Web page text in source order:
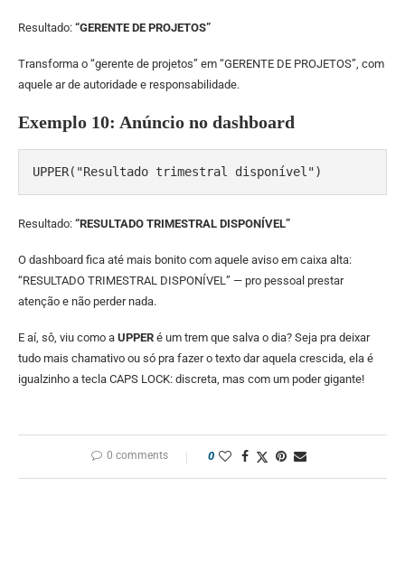
Resultado: “GERENTE DE PROJETOS”
Transforma o “gerente de projetos” em “GERENTE DE PROJETOS”, com
aquele ar de autoridade e responsabilidade.
Exemplo 10: Anúncio no dashboard
UPPER("Resultado trimestral disponível")
Resultado: “RESULTADO TRIMESTRAL DISPONÍVEL”
O dashboard fica até mais bonito com aquele aviso em caixa alta:
“RESULTADO TRIMESTRAL DISPONÍVEL” — pro pessoal prestar
atenção e não perder nada.
E aí, sô, viu como a UPPER é um trem que salva o dia? Seja pra deixar
tudo mais chamativo ou só pra fazer o texto dar aquela crescida, ela é
igualzinho a tecla CAPS LOCK: discreta, mas com um poder gigante!
0 comments 0